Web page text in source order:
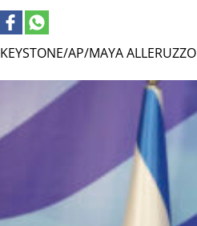
KEYSTONE/AP/MAYA ALLERUZZO